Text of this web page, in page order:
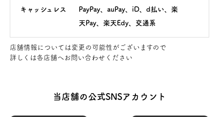
キャッシュレス
PayPay、auPay、iD、d払い、楽
天Pay、楽天Edy、交通系
店舗情報については変更の可能性がございますので
詳しくは各店舗へお問い合わせください
当店舗の公式SNSアカウント